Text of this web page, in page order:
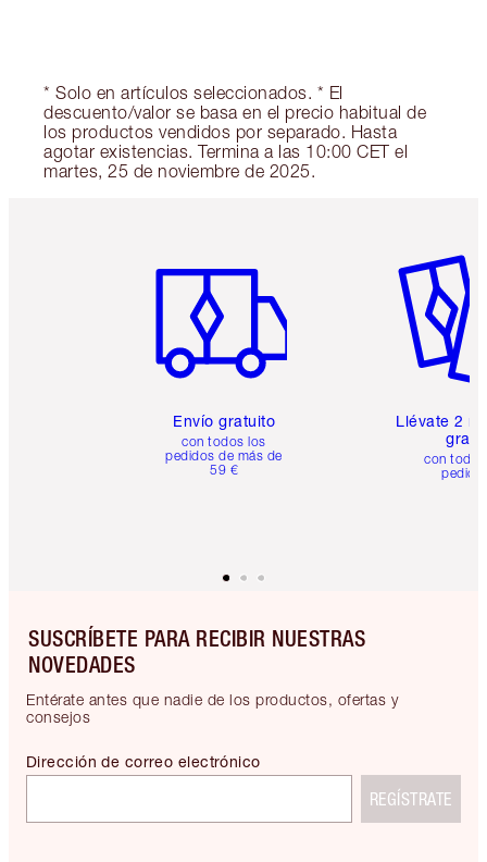
* Solo en artículos seleccionados. * El
descuento/valor se basa en el precio habitual de
los productos vendidos por separado. Hasta
agotar existencias. Termina a las 10:00 CET el
martes, 25 de noviembre de 2025.
Envío gratuito
con todos los
pedidos de más de
59 €
Llévate 2
gratis
con
SUSCRÍBETE PARA RECIBIR NUESTRAS
NOVEDADES
Entérate antes que nadie de los productos, ofertas y
consejos
Dirección de correo electrónico
REGÍSTRATE